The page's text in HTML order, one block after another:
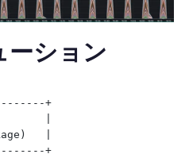
ーション
+
|
|
+